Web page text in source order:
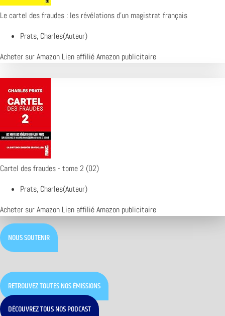
Le cartel des fraudes : les révélations d'un magistrat français
Prats, Charles(Auteur)
Acheter sur Amazon Lien affilié Amazon publicitaire
Cartel des fraudes - tome 2 (02)
Prats, Charles(Auteur)
Acheter sur Amazon Lien affilié Amazon publicitaire
NOUS SOUTENIR
RETROUVEZ TOUTES NOS ÉMISSIONS
DÉCOUVREZ TOUS NOS PODCAST